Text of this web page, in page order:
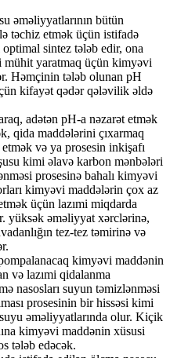
əməliyyatlarının bütün
təchiz etmək üçün istifadə
sintez tələb edir, ona
yaratmaq üçün kimyəvi
Həmçinin tələb olunan pH
kifayət qədər qələvilik əldə
adətən pH-a nəzarət etmək
qida maddələrini çıxarmaq
və ya prosesin inkişafı
kimi əlavə karbon mənbələri
prosesinə bahalı kimyəvi
kimyəvi maddələrin çox az
üçün lazımi miqdarda
yüksək əməliyyat xərclərinə,
tez-tez təmirinə və
kimyəvi maddənin
və lazımi qidalanma
nasosları suyun təmizlənməsi
prosesinin bir hissəsi kimi
əməliyyatlarında olur. Kiçik
kimyəvi maddənin xüsusi
tələb edəcək.